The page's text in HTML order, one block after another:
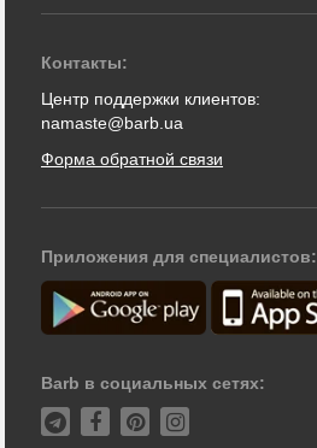
Контакты:
Центр поддержки клиентов:
namaste@barb.ua
Форма обратной связи
Приложения для специалистов:
Barb в социальных сетях: